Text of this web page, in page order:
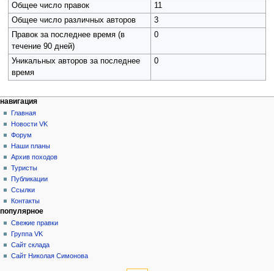
Общее число правок
11
Общее число различных авторов
3
Правок за последнее время (в
течение 90 дней)
0
Уникальных авторов за последнее
время
0
Н
а
в
и
а
ц
и
я
действия на странице
статья
обсуждение
читать
просмотр
кода
история
персональные инструменты
создать
учётную
запись
войти
навигация
Главная
Новости VK
Форум
Наши планы
Архив походов
Туристы
Публикации
Ссылки
Контакты
популярное
Свежие правки
Группа VK
Сайт склада
Сайт Николая Симонова